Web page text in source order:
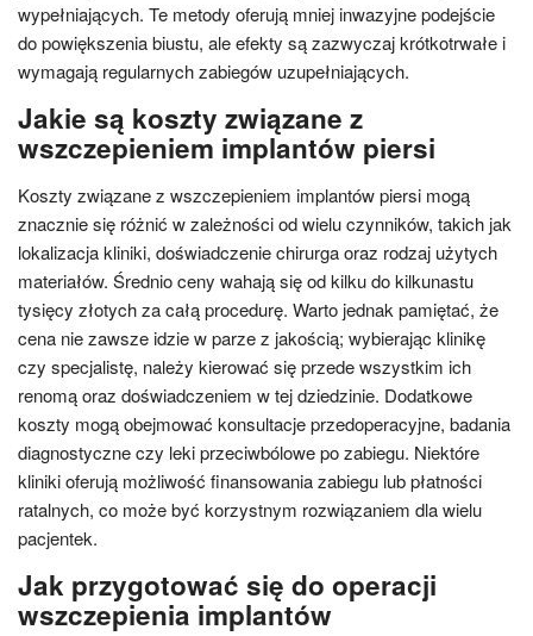
wypełniających. Te metody oferują mniej inwazyjne podejście
do powiększenia biustu, ale efekty są zazwyczaj krótkotrwałe i
wymagają regularnych zabiegów uzupełniających.
Jakie są koszty związane z
wszczepieniem implantów piersi
Koszty związane z wszczepieniem implantów piersi mogą
znacznie się różnić w zależności od wielu czynników, takich jak
lokalizacja kliniki, doświadczenie chirurga oraz rodzaj użytych
materiałów. Średnio ceny wahają się od kilku do kilkunastu
tysięcy złotych za całą procedurę. Warto jednak pamiętać, że
cena nie zawsze idzie w parze z jakością; wybierając klinikę
czy specjalistę, należy kierować się przede wszystkim ich
renomą oraz doświadczeniem w tej dziedzinie. Dodatkowe
koszty mogą obejmować konsultacje przedoperacyjne, badania
diagnostyczne czy leki przeciwbólowe po zabiegu. Niektóre
kliniki oferują możliwość finansowania zabiegu lub płatności
ratalnych, co może być korzystnym rozwiązaniem dla wielu
pacjentek.
Jak przygotować się do operacji
wszczepienia implantów